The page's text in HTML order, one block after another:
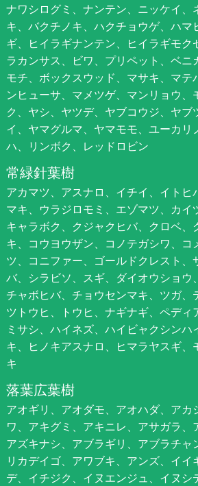
ナワシログミ、ナンテン、ニッケイ、
キ、バクチノキ、ハクチョウゲ、ハマ
ギ、ヒイラギナンテン、ヒイラギモク
ラカンサス、ビワ、プリペット、ベニ
モチ、ボックスウッド、マサキ、マテ
ンヒューサ、マメツゲ、マンリョウ、
ク、ヤシ、ヤツデ、ヤブコウジ、ヤブ
イ、ヤマグルマ、ヤマモモ、ユーカリ
ハ、リンボク、レッドロビン
常緑針葉樹
アカマツ、アスナロ、イチイ、イトヒ
マキ、ウラジロモミ、エゾマツ、カイ
キャラボク、クジャクヒバ、クロベ、
キ、コウヨウザン、コノテガシワ、コ
ツ、コニファー、ゴールドクレスト、
バ、シラビソ、スギ、ダイオウショウ
チャボヒバ、チョウセンマキ、ツガ、
ツトウヒ、トウヒ、ナギナギ、ペディ
ミサシ、ハイネズ、ハイビャクシンハ
キ、ヒノキアスナロ、ヒマラヤスギ、
キ
落葉広葉樹
アオギリ、アオダモ、アオハダ、アカ
ワ、アキグミ、アキニレ、アサガラ、
アズキナシ、アブラギリ、アブラチャ
リカデイゴ、アワブキ、アンズ、イイ
デ、イチジク、イヌエンジュ、イヌシ